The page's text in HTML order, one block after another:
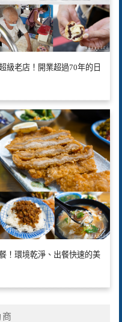
級老店！開業超過70年的日
！環境乾淨、出餐快速的美